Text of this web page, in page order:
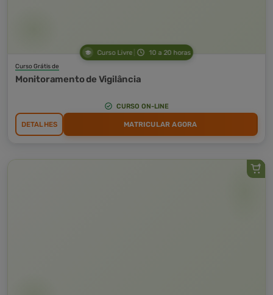
Curso Livre 10 a 20 horas
Curso Grátis de
Monitoramento de Vigilância
CURSO ON-LINE
DETALHES MATRICULAR AGORA